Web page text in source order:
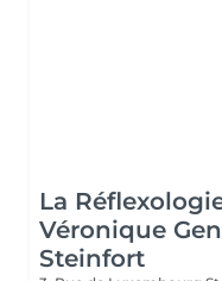
La
Véronique
Steinfort